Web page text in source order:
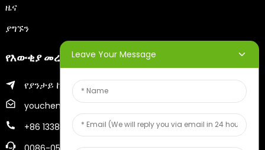
ዜና
ያግኙን
የእውቂያ መረጃ
የያንታይ ከተማ ዝሂፉ ወረዳ
youcheng@ytscreenprinter.com
+86 13386383930
Leave Your Message